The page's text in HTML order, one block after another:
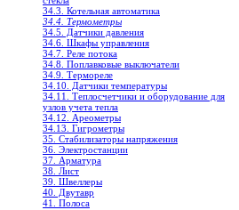
34.3. Котельная автоматика
34.4. Термометры
34.5. Датчики давления
34.6. Шкафы управления
34.7. Реле потока
34.8. Поплавковые выключатели
34.9. Термореле
34.10. Датчики температуры
34.11. Теплосчетчики и оборудование для
узлов учета тепла
34.12. Ареометры
34.13. Гигрометры
35. Стабилизаторы напряжения
36. Электростанции
37. Арматура
38. Лист
39. Швеллеры
40. Двутавр
41. Полоса